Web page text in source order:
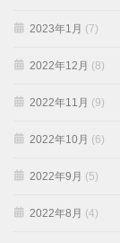
2023年1月 (7)
2022年12月 (8)
2022年11月 (9)
2022年10月 (6)
2022年9月 (5)
2022年8月 (4)